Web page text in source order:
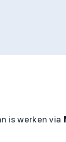
is werken via